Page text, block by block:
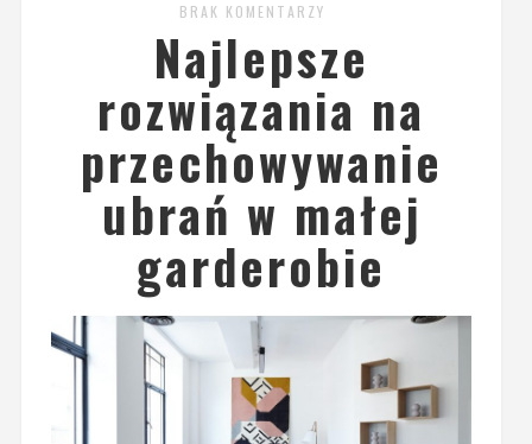
BRAK KOMENTARZY
Najlepsze
rozwiązania na
przechowywanie
ubrań w małej
garderobie